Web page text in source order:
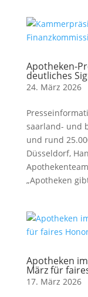
Apotheken-
deutliches
24. März 2026
saarland- und
und rund
Düsseldorf,
„Apotheken
Apotheken
März für
17. März 2026